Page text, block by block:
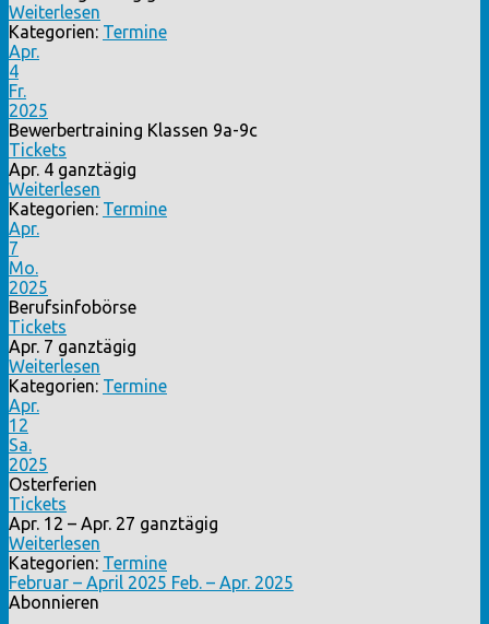
Weiterlesen
Kategorien: Termine
Apr.
4
Fr.
2025
Bewerbertraining Klassen 9a-9c
Tickets
Apr. 4 ganztägig
Weiterlesen
Kategorien: Termine
Apr.
7
Mo.
2025
Berufsinfobörse
Tickets
Apr. 7 ganztägig
Weiterlesen
Kategorien: Termine
Apr.
12
Sa.
2025
Osterferien
Tickets
Apr. 12 – Apr. 27 ganztägig
Weiterlesen
Kategorien: Termine
Februar – April 2025 Feb. – Apr. 2025
Abonnieren